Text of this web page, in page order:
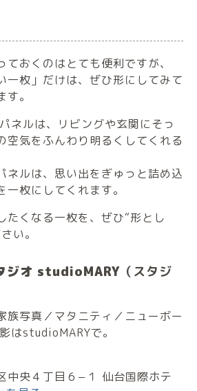
ておくのはとても便利ですが、
一枚」だけは、ぜひ形にしてみて
。
ネルは、リビングや玄関にそっ
空気をふんわり明るくしてくれる
ネルは、思い出をぎゅっと詰め込
枚にしてくれます。
たくなる一枚を、ぜひ“形とし
い。
ジオ studioMARY （スタジ
族写真／マタニティ／ニューボー
はstudioMARYで。
中央４丁目６−１ 仙台国際ホテ